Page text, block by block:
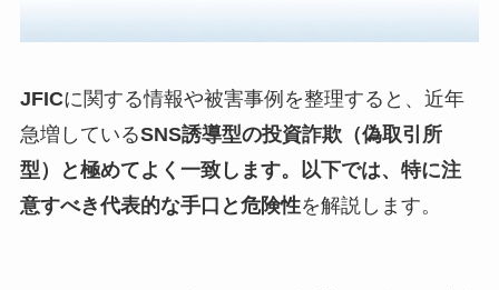
JFICに関する情報や被害事例を整理すると、近年
急増しているSNS誘導型の投資詐欺（偽取引所
型）
と極めてよく一致します。以下では、特に注
意すべき代表的な手口と危険性を解説します。